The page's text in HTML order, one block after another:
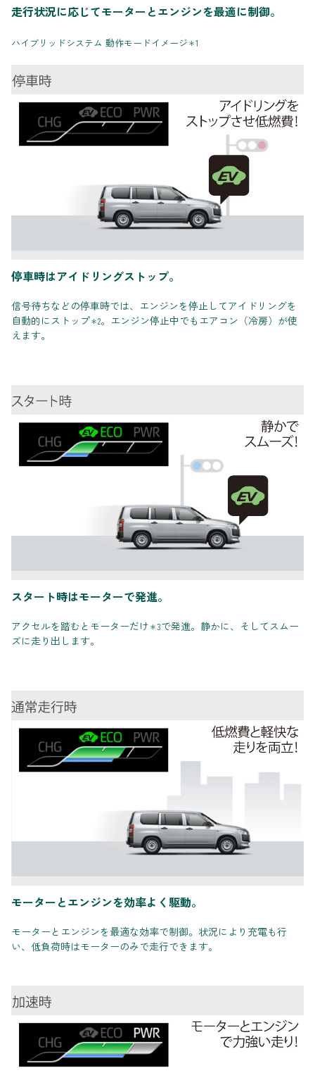
走行状況に応じてモーターとエンジンを最適に制御。
ハイブリッドシステム 動作モードイメージ＊1
停車時はアイドリングストップ。
信号待ちなどの停車時では、エンジンを停止してアイドリングを
自動的にストップ＊2。エンジン停止中でもエアコン（冷房）が使
えます。
スタート時はモーターで発進。
アクセルを踏むとモーターだけ＊3で発進。静かに、そしてスムー
ズに走り出します。
モーターとエンジンを効率よく駆動。
モーターとエンジンを最適な効率で制御。状況により充電も行
い、低負荷時はモーターのみで走行できます。